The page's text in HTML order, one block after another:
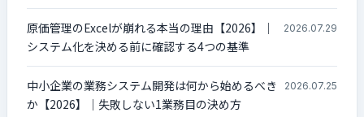
原価管理のExcelが崩れる本当の理由【2026】｜
システム化を決める前に確認する4つの基準
2026.07.29
中小企業の業務システム開発は何から始めるべき
か【2026】｜失敗しない1業務目の決め方
2026.07.25